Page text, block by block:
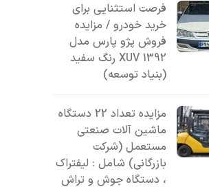
فرصت استثنایی برای
خرید خودرو / مزایده
فروش پژو پارس مدل
1392 XUV رنگ سفید
(بنیاد توسعه)
مزایده تعداد 22 دستگاه
ماشین آلات صنعتی
مستعمل (شرکت
بازرگانی) شامل : لیفتراک
، دستگاه جوش و تراش